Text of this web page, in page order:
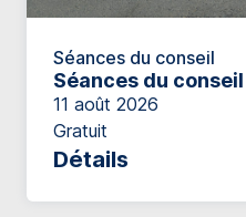
Séances du conseil
Séances du conseil
11 août 2026
Gratuit
Détails